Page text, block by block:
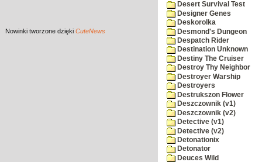
Nowinki tworzone dzięki CuteNews
Desert Survival Test
Designer Genes
Deskorolka
Desmond's Dungeon
Despatch Rider
Destination Unknown
Destiny The Cruiser
Destroy Thy Neighbor
Destroyer Warship
Destroyers
Destrukszon Flower
Deszczownik (v1)
Deszczownik (v2)
Detective (v1)
Detective (v2)
Detonationix
Detonator
Deuces Wild